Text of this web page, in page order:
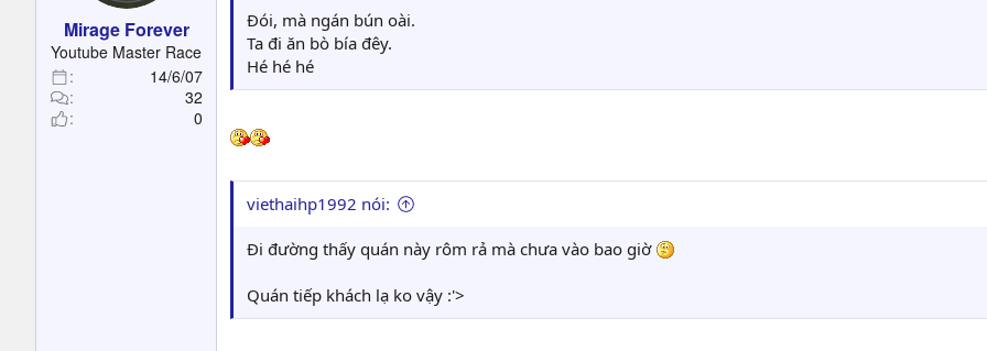
t
e
r
Mirage Forever
Youtube Master Race
14/6/07
32
0
Đói, mà ngán bún oài.
Ta đi ăn bò bía đêy.
Hé hé hé
viethaihp1992 nói:
Đi đường thấy quán này rôm rả mà chưa vào bao giờ
Quán tiếp khách lạ ko vậy :'>